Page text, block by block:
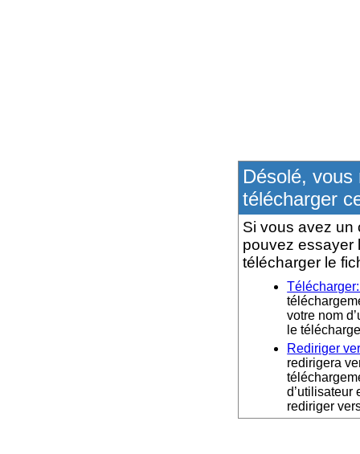
Désolé, vous
télécharger
Si vous avez un
pouvez essayer
télécharger le
votre nom
le
Rediriger
redirigera
d’utilisateur
rediriger